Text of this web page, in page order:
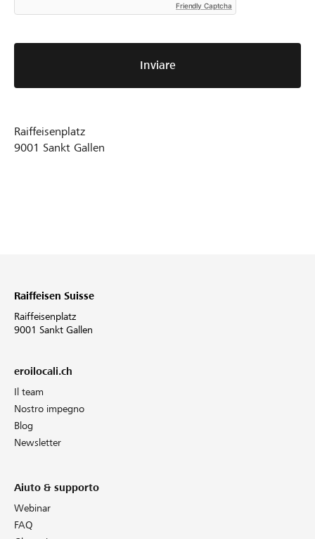
Friendly Captcha
Inviare
Raiffeisenplatz
9001 Sankt Gallen
Raiffeisen Suisse
Raiffeisenplatz
9001 Sankt Gallen
eroilocali.ch
Il team
Nostro impegno
Blog
Newsletter
Aiuto & supporto
Webinar
FAQ